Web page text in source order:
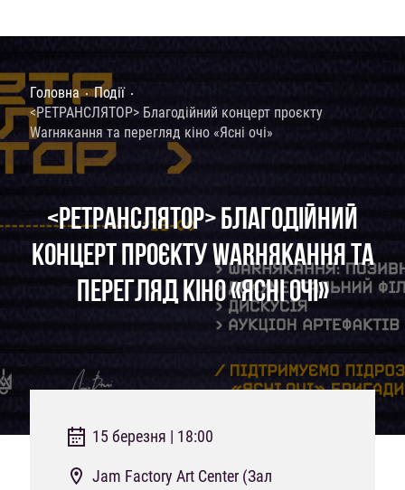
Головна
Події
<РЕТРАНСЛЯТОР> Благодійний концерт проєкту
Warнякання та перегляд кіно «Ясні очі»
<РЕТРАНСЛЯТОР> БЛАГОДІЙНИЙ
КОНЦЕРТ ПРОЄКТУ WARНЯКАННЯ ТА
ПЕРЕГЛЯД КІНО «ЯСНІ ОЧІ»
15 березня | 18:00
Jam Factory Art Center (Зал